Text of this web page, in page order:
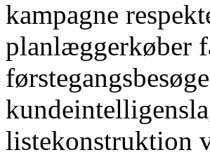
kampagne
planlæggerkøber
listekonstruktion